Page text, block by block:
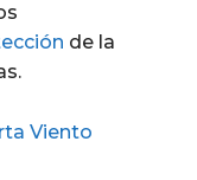
de la
Viento